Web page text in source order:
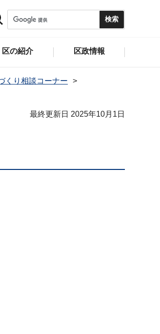
区の紹介 区政情報
くり相談コーナー
最終更新日 2025年10月1日